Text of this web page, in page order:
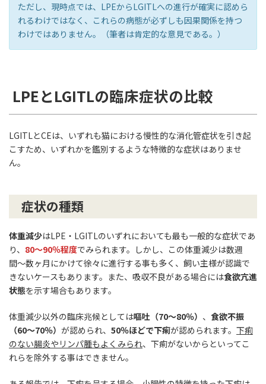
ただし、現時点では、LPEからLGITLへの進行が確実に認めら
れるわけではなく、これらの病態が必ずしも因果関係を持つ
わけではありません。（筆者は肯定的な意見である。）
LPEとLGITLの臨床症状の比較
LGITLとCEは、いずれも猫における慢性的な消化管症状を引き起
こすため、いずれかを鑑別するような特徴的な症状はありませ
ん。
症状の種類
体重減少はLPE・LGITLのいずれにおいても最も一般的な症状であ
り、 80〜90％程度でみられます。しかし、この体重減少は数週
間〜数ヶ月にかけて徐々に進行する事も多く、飼い主様が認識で
きないケースもあります。また、吸収不良がある場合には食欲亢進
状態を示す場合もあります。
体重減少以外の臨床兆候としては嘔吐（70〜80％） 、 食欲不振
（60〜70％） が認められ、 50％ほどで下痢が認められます。 下痢
のない腸炎やリンパ腫もよくみられ、下痢がないからといってこ
れらを除外する事はできません。